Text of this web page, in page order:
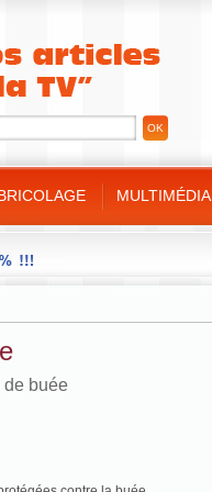
MULTIMÉDIA
de buée